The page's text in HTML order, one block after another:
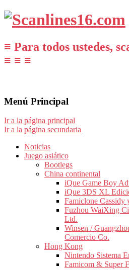
≡ Para todos ustedes,
≡ ≡ ≡
Menú Principal
Ir a la página principal
Ir a la página secundaria
Noticias
Juego asiático
Bootlegs
China continental
iQue Game Boy
iQue 3DS XL
Famiclone Cassidy
Fuzhou WaiXing
Ltd.
Winsen /
Comercio Co.
Hong Kong
Nintendo Sistema
Famicom & Super